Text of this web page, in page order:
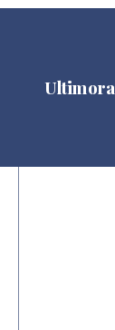
Ultimora